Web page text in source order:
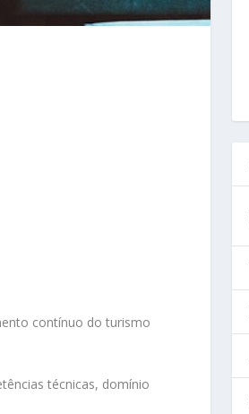
contínuo do turismo
técnicas, domínio